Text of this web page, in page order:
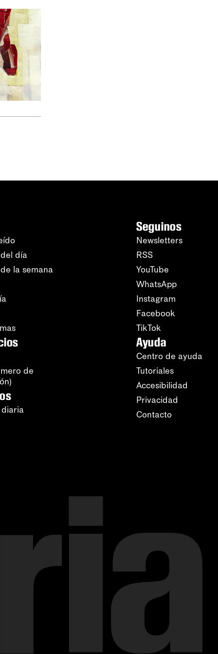
día
la semana
de
Seguinos
Newsletters
RSS
YouTube
WhatsApp
Instagram
Facebook
TikTok
Ayuda
Centro de ayuda
Tutoriales
Accesibilidad
Privacidad
Contacto